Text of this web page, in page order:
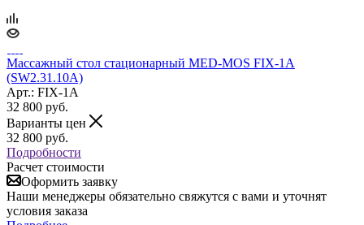
Массажный стол стационарный MED-MOS FIX-1A
(SW2.31.10A)
Арт.: FIX-1A
32 800 руб.
Варианты цен
32 800 руб.
Подробности
Расчет стоимости
Оформить заявку
Наши менеджеры обязательно свяжутся с вами и уточнят
условия заказа